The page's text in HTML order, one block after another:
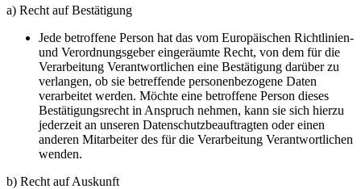
a) Recht auf Bestätigung
Jede betroffene Person hat das vom Europäischen Richtlinien-
und Verordnungsgeber eingeräumte Recht, von dem für die
Verarbeitung Verantwortlichen eine Bestätigung darüber zu
verlangen, ob sie betreffende personenbezogene Daten
verarbeitet werden. Möchte eine betroffene Person dieses
Bestätigungsrecht in Anspruch nehmen, kann sie sich hierzu
jederzeit an unseren Datenschutzbeauftragten oder einen
anderen Mitarbeiter des für die Verarbeitung Verantwortlichen
wenden.
b) Recht auf Auskunft